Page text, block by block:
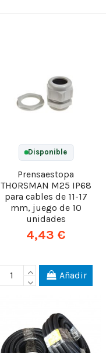
Disponible
Prensaestopa
THORSMAN M25 IP68
para cables de 11-17
mm, juego de 10
unidades
4,43 €
Añadir